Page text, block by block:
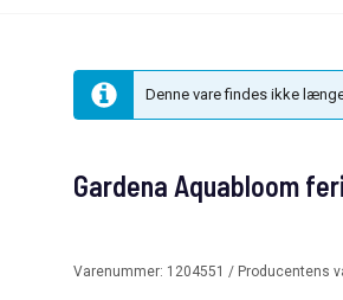
Denne vare findes ikke
Gardena Aquabloom
Varenummer: 1204551 / Producentens